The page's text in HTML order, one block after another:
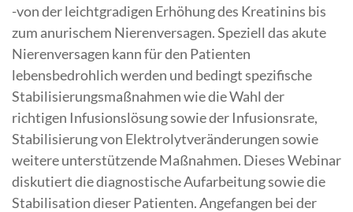
-von der leichtgradigen Erhöhung des Kreatinins bis
zum anurischem Nierenversagen. Speziell das akute
Nierenversagen kann für den Patienten
lebensbedrohlich werden und bedingt spezifische
Stabilisierungsmaßnahmen wie die Wahl der
richtigen Infusionslösung sowie der Infusionsrate,
Stabilisierung von Elektrolytveränderungen sowie
weitere unterstützende Maßnahmen. Dieses Webinar
diskutiert die diagnostische Aufarbeitung sowie die
Stabilisation dieser Patienten. Angefangen bei der